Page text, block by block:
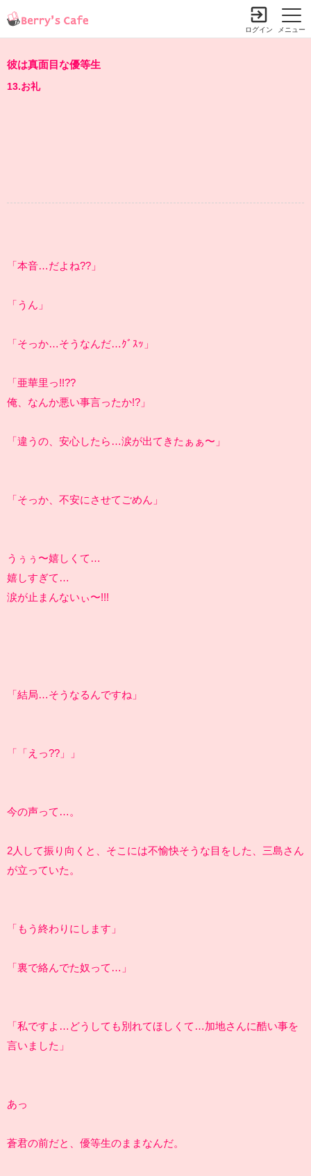
メニュー
ログイン
彼は真面目な優等生
13.お礼
「本音…だよね??」
「うん」
「そっか…そうなんだ…ｸﾞｽｯ」
「亜華里っ!!??
俺、なんか悪い事言ったか!?」
「違うの、安心したら…涙が出てきたぁぁ〜」
「そっか、不安にさせてごめん」
うぅぅ〜嬉しくて…
嬉しすぎて…
涙が止まんないぃ〜!!!
「結局…そうなるんですね」
「「えっ??」」
今の声って…。
2人して振り向くと、そこには不愉快そうな目をした、三島さん
が立っていた。
「もう終わりにします」
「裏で絡んでた奴って…」
「私ですよ…どうしても別れてほしくて…加地さんに酷い事を
言いました」
あっ
蒼君の前だと、優等生のままなんだ。